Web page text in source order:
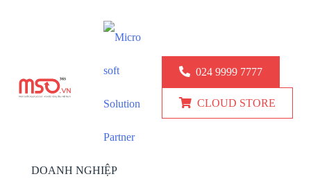
024 9999 7777
CLOUD STORE
DOANH NGHIỆP